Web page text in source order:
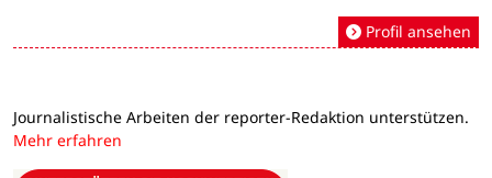
Profil ansehen
Journalistische Arbeiten der reporter-Redaktion unterstützen.
Mehr erfahren